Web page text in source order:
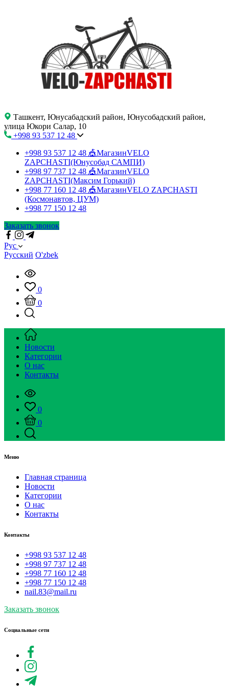
Ташкент, Юнусабадский район, Юнусобадский район,
улица Юкори Салар, 10
+998 93 537 12 48
+998 93 537 12 48 🎪МагазинVELO
ZAPCHASTI(Юнусобад САМПИ)
+998 97 737 12 48 🎪МагазинVELO
ZAPCHASTI(Максим Горький)
+998 77 160 12 48 🎪МагазинVELO ZAPCHASTI
(Космонавтов, ЦУМ)
+998 77 150 12 48
Заказать звонок
Рус
Русский O'zbek
0
0
Новости
Категории
О нас
Контакты
0
0
Меню
Главная страница
Новости
Категории
О нас
Контакты
Контакты
+998 93 537 12 48
+998 97 737 12 48
+998 77 160 12 48
+998 77 150 12 48
nail.83@mail.ru
Заказать звонок
Социальные сети